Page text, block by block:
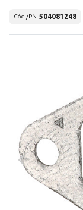
Cód./PN 504081248